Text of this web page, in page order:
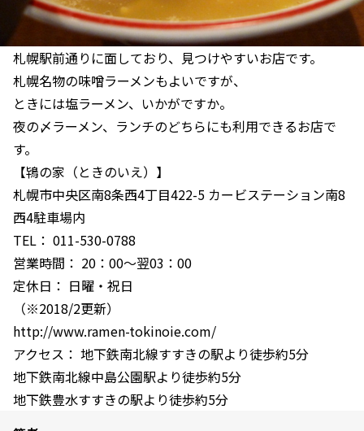
札幌駅前通りに面しており、見つけやすいお店です。
札幌名物の味噌ラーメンもよいですが、
ときには塩ラーメン、いかがですか。
夜の〆ラーメン、ランチのどちらにも利用できるお店で
す。
【鴇の家（ときのいえ）】
札幌市中央区南8条西4丁目422-5 カービステーション南8
西4駐車場内
TEL： 011-530-0788
営業時間： 20：00～翌03：00
定休日： 日曜・祝日
（※2018/2更新）
http://www.ramen-tokinoie.com/
アクセス： 地下鉄南北線すすきの駅より徒歩約5分
地下鉄南北線中島公園駅より徒歩約5分
地下鉄豊水すすきの駅より徒歩約5分